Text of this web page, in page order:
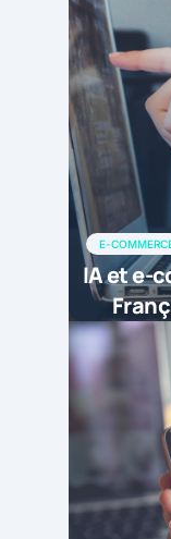
E-
IA et e-